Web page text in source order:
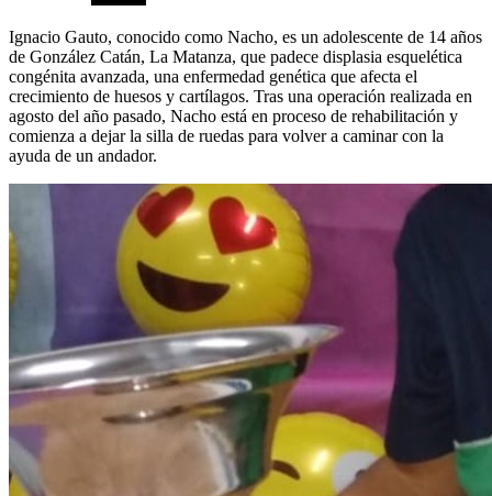
Ignacio Gauto, conocido como Nacho, es un adolescente de 14 años
de González Catán, La Matanza, que padece displasia esquelética
congénita avanzada, una enfermedad genética que afecta el
crecimiento de huesos y cartílagos. Tras una operación realizada en
agosto del año pasado, Nacho está en proceso de rehabilitación y
comienza a dejar la silla de ruedas para volver a caminar con la
ayuda de un andador.